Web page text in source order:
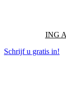
ING
Schrijf u gratis in!